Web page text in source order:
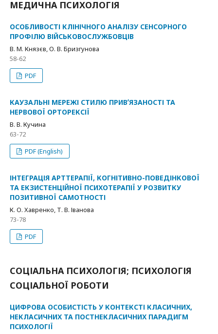
МЕДИЧНА ПСИХОЛОГІЯ
ОСОБЛИВОСТІ КЛІНІЧНОГО АНАЛІЗУ СЕНСОРНОГО
ПРОФІЛЮ ВІЙСЬКОВОСЛУЖБОВЦІВ
В. М. Князєв, О. В. Бризгунова
58-62
PDF
КАУЗАЛЬНІ МЕРЕЖІ СТИЛЮ ПРИВʼЯЗАНОСТІ ТА
НЕРВОВОЇ ОРТОРЕКСІЇ
В. В. Кучина
63-72
PDF (English)
ІНТЕГРАЦІЯ АРТТЕРАПІЇ, КОГНІТИВНО-ПОВЕДІНКОВОЇ
ТА ЕКЗИСТЕНЦІЙНОЇ ПСИХОТЕРАПІЇ У РОЗВИТКУ
ПОЗИТИВНОЇ САМОТНОСТІ
К. О. Хавренко, Т. В. Іванова
73-78
PDF
СОЦІАЛЬНА ПСИХОЛОГІЯ; ПСИХОЛОГІЯ
СОЦІАЛЬНОЇ РОБОТИ
ЦИФРОВА ОСОБИСТІСТЬ У КОНТЕКСТІ КЛАСИЧНИХ,
НЕКЛАСИЧНИХ ТА ПОСТНЕКЛАСИЧНИХ ПАРАДИГМ
ПСИХОЛОГІЇ